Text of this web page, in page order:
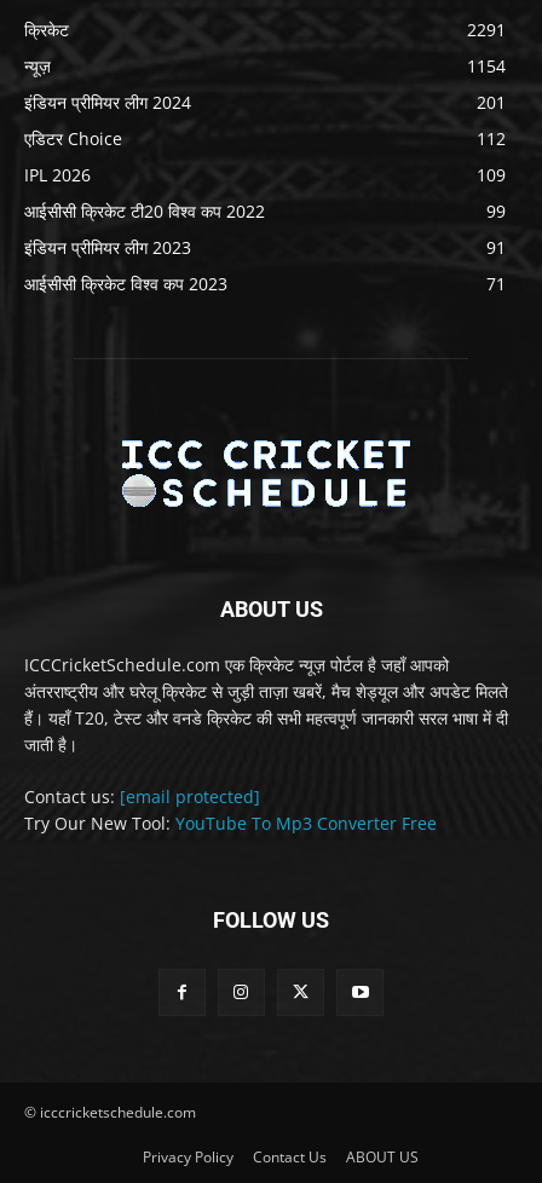
क्रिकेट
2291
न्यूज़
1154
इंडियन प्रीमियर लीग 2024
201
एडिटर Choice
112
IPL 2026
109
आईसीसी क्रिकेट टी20 विश्व कप 2022
99
इंडियन प्रीमियर लीग 2023
91
आईसीसी क्रिकेट विश्व कप 2023
71
ABOUT US
ICCCricketSchedule.com एक क्रिकेट न्यूज़ पोर्टल है जहाँ आपको
अंतरराष्ट्रीय और घरेलू क्रिकेट से जुड़ी ताज़ा खबरें, मैच शेड्यूल और अपडेट मिलते
हैं। यहाँ T20, टेस्ट और वनडे क्रिकेट की सभी महत्वपूर्ण जानकारी सरल भाषा में दी
जाती है।
Contact us: [email protected]
Try Our New Tool: YouTube To Mp3 Converter Free
FOLLOW US
© icccricketschedule.com
Privacy Policy Contact Us ABOUT US